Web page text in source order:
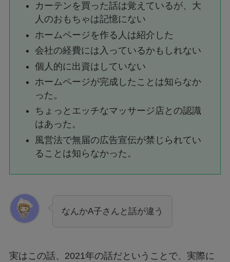
カーテンを買った話は覚えているが、大
人のおもちゃは記憶にない
ホームページを作る人は紹介した
会社の経費には入っているかもしれない
個人的に出資はしていない
ホームページが完成したことは知らなか
った。
ちょっとエッチなマッサージ店との認識
はあった。
風営法で無届の広告宣伝が禁じられてい
ることは知らなかった。
なんかA子さんと話が違う
実はこの話、2021年の話だということで、実際に